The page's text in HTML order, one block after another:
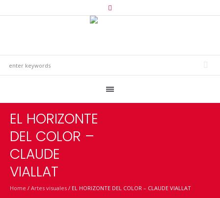
EL HORIZONTE
DEL COLOR –
CLAUDE
VIALLAT
Home / Artes visuales / EL HORIZONTE DEL COLOR – CLAUDE VIALLAT